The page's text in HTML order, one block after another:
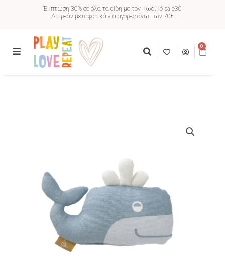
Έκπτωση 30% σε όλα τα είδη με τον κωδικό sale30
Δωρεάν μεταφορικά για αγορές άνω των 70€
0